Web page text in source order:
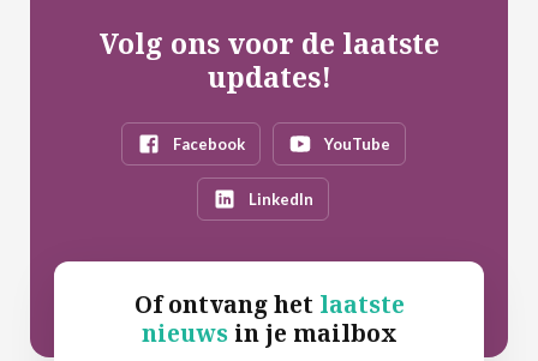
Volg ons voor de laatste
updates!
Facebook YouTube
LinkedIn
Of ontvang het laatste
nieuwsin je mailbox